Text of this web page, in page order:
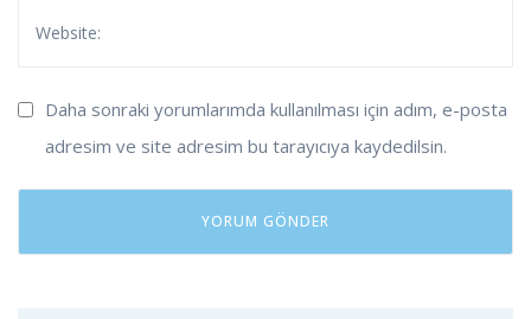
Daha sonraki yorumlarımda kullanılması için adım, e-posta
adresim ve site adresim bu tarayıcıya kaydedilsin.